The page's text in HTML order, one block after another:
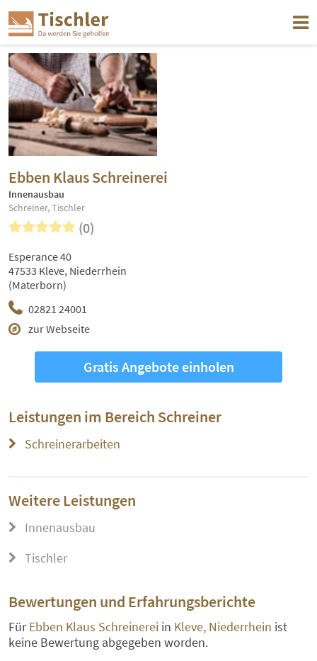
Ebben Klaus Schreinerei
Innenausbau
Schreiner, Tischler
(0)
02821 24001
zur Webseite
Esperance 40
47533 Kleve, Niederrhein
(Materborn)
Gratis Angebote einholen
Leistungen im Bereich Schreiner
Schreinerarbeiten
Weitere Leistungen
Innenausbau
Tischler
Bewertungen und Erfahrungsberichte
FürEbben Klaus Schreinerei in Kleve, Niederrhein ist
keine Bewertung abgegeben worden.